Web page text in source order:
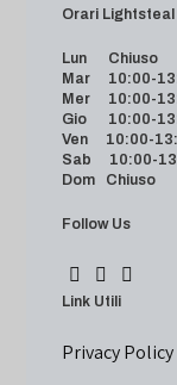
Orari
Lun Chiuso
Mar 10:00-
Mer 10:00-
Gio 10:00-
Ven 10:00-
Sab 10:00-
Dom Chiuso
Follow Us
Link Utili
Privacy Policy